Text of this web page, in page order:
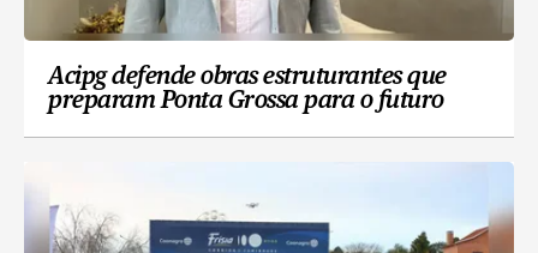
Acipg defende obras estruturantes que
preparam Ponta Grossa para o futuro